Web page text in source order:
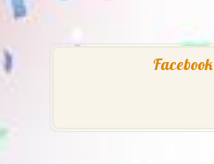
Facebook